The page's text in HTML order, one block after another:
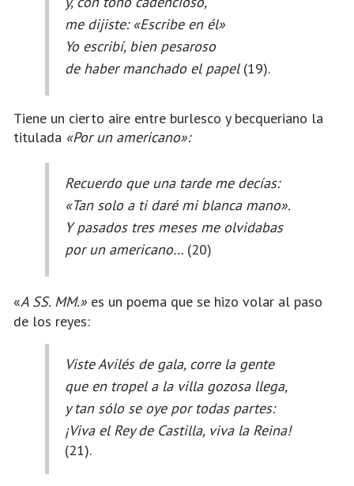
me dijiste: «Escribe en él»
Yo escribí, bien pesaroso
de haber manchado el papel (19).
Tiene un cierto aire entre burlesco y becqueriano la
titulada «Por un americano»:
Recuerdo que una tarde me decías:
«Tan solo a ti daré mi blanca mano».
Y pasados tres meses me olvidabas
por un americano… (20)
«A SS. MM.» es un poema que se hizo volar al paso
de los reyes:
Viste Avilés de gala, corre la gente
que en tropel a la villa gozosa llega,
y tan sólo se oye por todas partes:
¡Viva el Rey de Castilla, viva la Reina!
(21).